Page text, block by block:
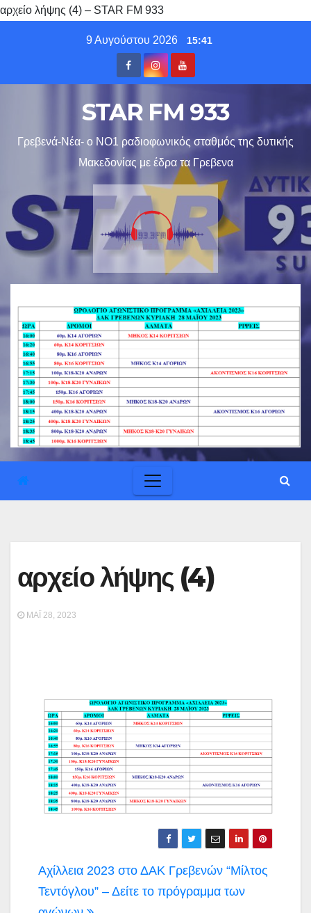
αρχείο λήψης (4) – STAR FM 933
9 Αυγούστου 2026 15:41
STAR FM 933
Γρεβενά-Νέα- ο ΝΟ1 ραδιοφωνικός σταθμός της δυτικής
Μακεδονίας με έδρα τα Γρεβενα
αρχείο λήψης (4)
ΜΆΙ 28, 2023
Πλοήγηση
άρθρων
Αχίλλεια 2023 στο ΔΑΚ Γρεβενών “Μίλτος
Τεντόγλου” – Δείτε το πρόγραμμα των